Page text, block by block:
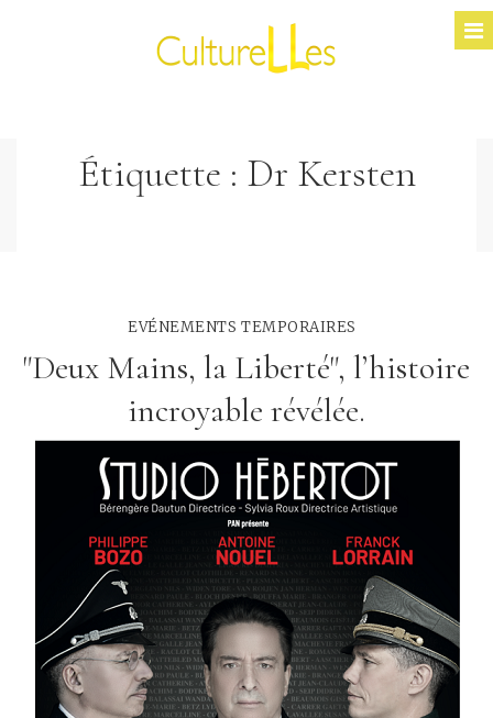
Étiquette : Dr Kersten
EVÉNEMENTS TEMPORAIRES
"Deux Mains, la Liberté", l’histoire
incroyable révélée.